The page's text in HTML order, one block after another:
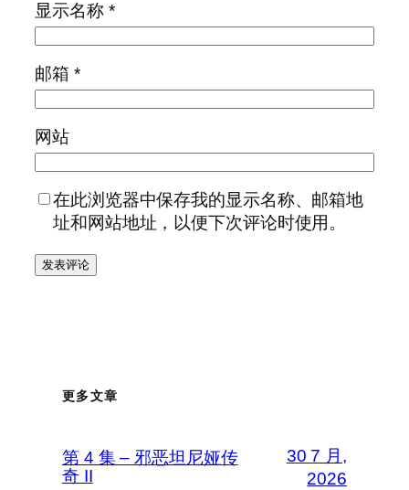
显示名称 *
邮箱 *
网站
在此浏览器中保存我的显示名称、邮箱地
址和网站地址，以便下次评论时使用。
更多文章
第 4 集 – 邪恶坦尼娅传
奇 II
30 7 月,
2026